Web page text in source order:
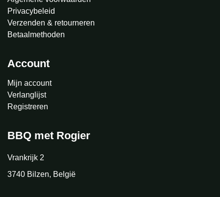
Privacybeleid
Verzenden & retourneren
Betaalmethoden
Account
Mijn account
Verlanglijst
Registreren
BBQ met Rogier
Vrankrijk 2
3740 Bilzen, België